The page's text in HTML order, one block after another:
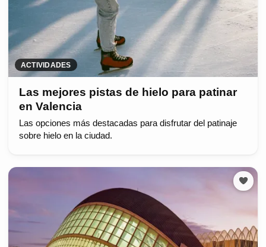
ACTIVIDADES
Las mejores pistas de hielo para patinar
en Valencia
Las opciones más destacadas para disfrutar del patinaje
sobre hielo en la ciudad.